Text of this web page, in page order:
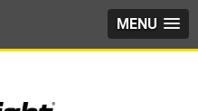
MENU